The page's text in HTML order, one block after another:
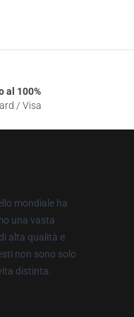
al 100%
/ Visa
mondiale ha
una vasta
alta qualità e
non sono solo
distinta.